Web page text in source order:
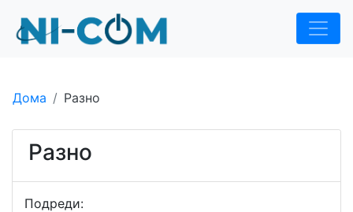
Дома Разно
Разно
Подреди: